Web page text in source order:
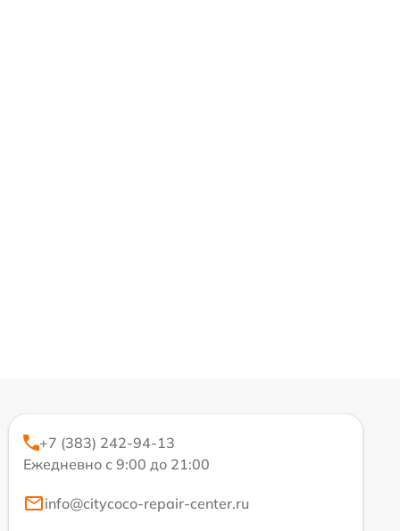
+7 (383) 242-94-13
Ежедневно с 9:00 до 21:00
info@citycoco-repair-center.ru